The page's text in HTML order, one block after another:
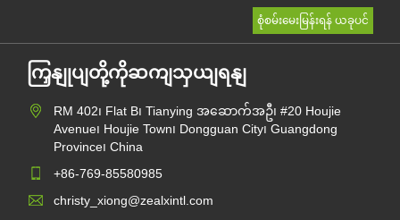
ကြှနျုပျတို့ကိုဆကျသှယျရနျ
RM 402၊ Flat B၊ Tianying အဆောက်အဦ၊ #20 Houjie
Avenue၊ Houjie Town၊ Dongguan City၊ Guangdong
Province၊ China
+86-769-85580985
christy_xiong@zealxintl.com